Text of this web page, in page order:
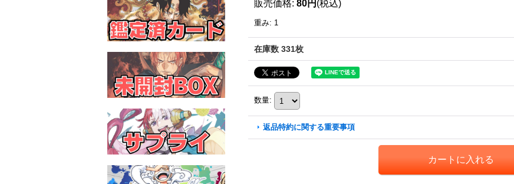
販売価格: 80円 (税込)
重み: 1
在庫数 331枚
数量:
返品特約に関する重要事項